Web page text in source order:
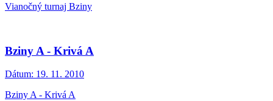
Vianočný turnaj Bziny
Bziny A - Krivá A
Dátum: 19. 11. 2010
Bziny A - Krivá A